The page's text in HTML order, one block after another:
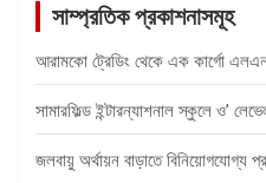
সাম্প্রতিক প্রকাশনাসমূহ
আরামকো ট্রেডিং থেকে এক কার্গো
সামারফিল্ড ইন্টারন্যাশনাল স্কুলে ও’
জলবায়ু অর্থায়ন বাড়াতে বিনিয়োগযোগ্য